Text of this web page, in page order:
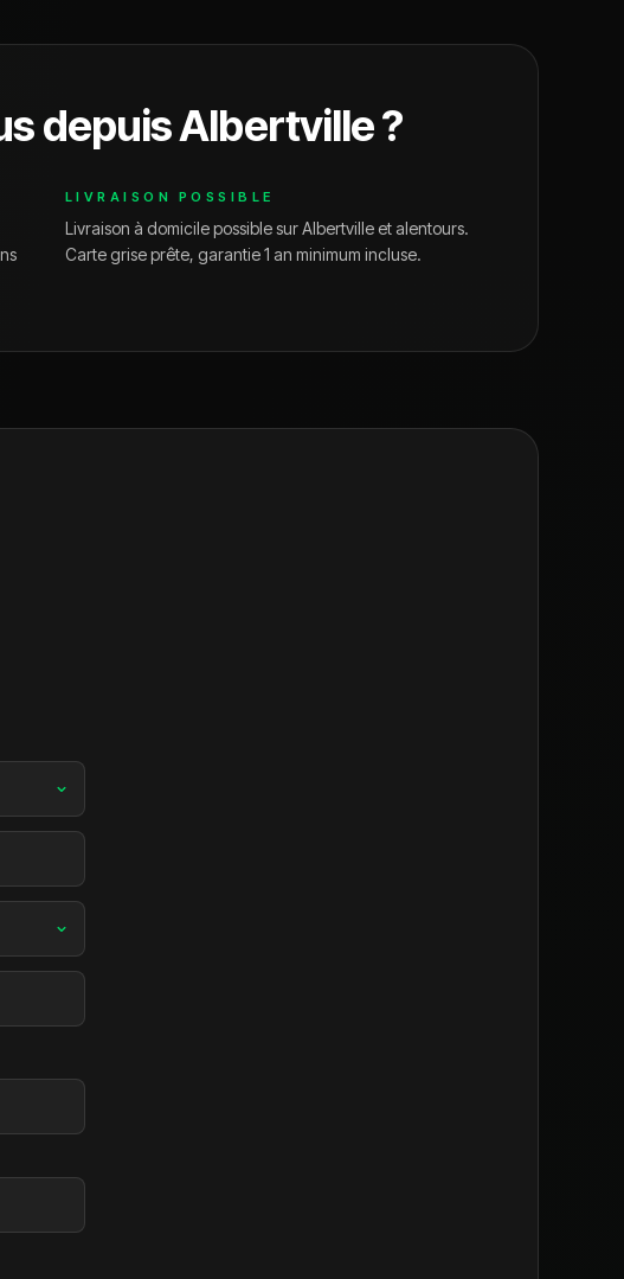
depuisAlbertville?
LIVRAISON POSSIBLE
Livraison à domicile possible surAlbertvilleet alentours.
Carte grise prête, garantie 1 an minimum incluse.